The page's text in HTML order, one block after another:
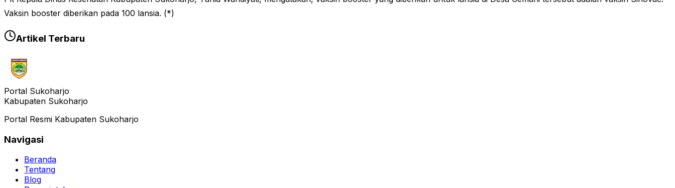
Vaksin booster diberikan pada 100 lansia. (*)
Artikel Terbaru
Portal Sukoharjo
Kabupaten Sukoharjo
Portal Resmi Kabupaten Sukoharjo
Navigasi
Beranda
Tentang
Blog